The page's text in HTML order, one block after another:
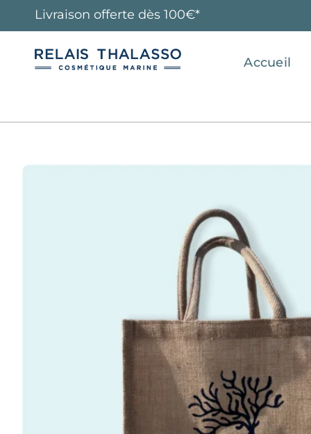
Livraison offerte dès 100€*
Accueil